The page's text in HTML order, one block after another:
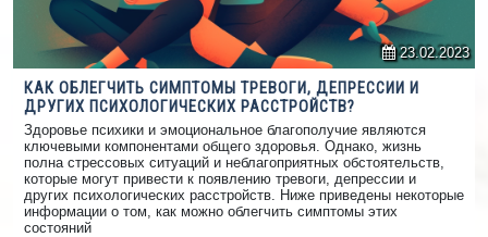
23.02.2023
КАК ОБЛЕГЧИТЬ СИМПТОМЫ ТРЕВОГИ, ДЕПРЕССИИ И
ДРУГИХ ПСИХОЛОГИЧЕСКИХ РАССТРОЙСТВ?
Здоровье психики и эмоциональное благополучие являются
ключевыми компонентами общего здоровья. Однако, жизнь
полна стрессовых ситуаций и неблагоприятных обстоятельств,
которые могут привести к появлению тревоги, депрессии и
других психологических расстройств. Ниже приведены некоторые
информации о том, как можно облегчить симптомы этих
состояний